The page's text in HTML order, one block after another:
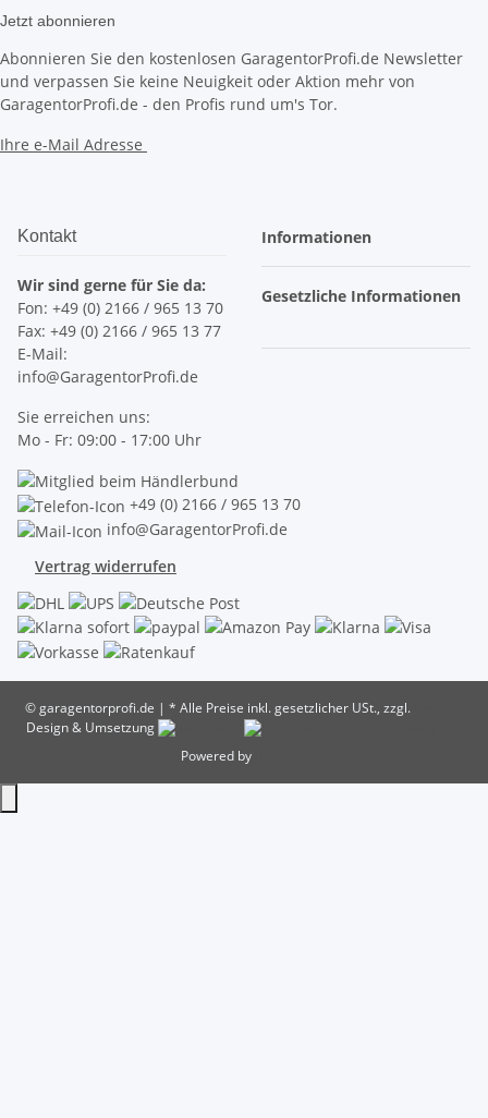
Jetzt abonnieren
Abonnieren Sie den kostenlosen GaragentorProfi.de Newsletter
und verpassen Sie keine Neuigkeit oder Aktion mehr von
GaragentorProfi.de - den Profis rund um's Tor.
Ihre e-Mail Adresse
Kontakt
Wir sind gerne für Sie da:
Fon: +49 (0) 2166 / 965 13 70
Fax: +49 (0) 2166 / 965 13 77
E-Mail:
info@GaragentorProfi.de
Sie erreichen uns:
Mo - Fr: 09:00 - 17:00 Uhr
Informationen
Gesetzliche Informationen
+49 (0) 2166 / 965 13 70
info@GaragentorProfi.de
Vertrag widerrufen
© garagentorprofi.de | * Alle Preise inkl. gesetzlicher USt., zzgl.
Design & Umsetzung
Powered by